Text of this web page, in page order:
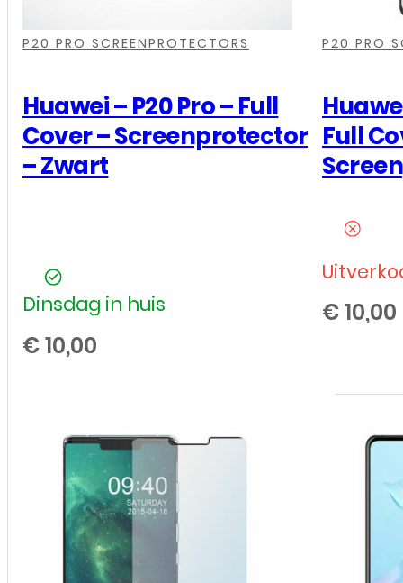
P20 PRO SCREENPROTECTORS
Huawei – P20 Pro – Full
Cover – Screenprotector
– Zwart
Dinsdag in huis
€10,00
Huawei
-
P20
Pro
-
P20 PRO
Full
€10,00